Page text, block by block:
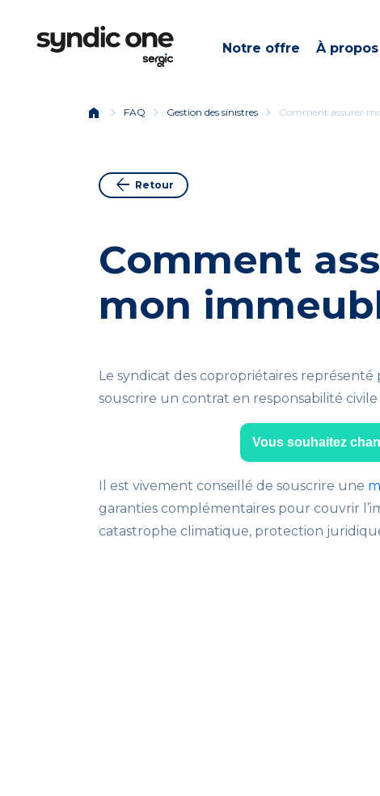
Notre offre À propos
home chevron_right FAQ chevron_right Gestion des sinistres chevron_right Comment assurer
arrow_back Retour
Comment
mon
Le syndicat des copropriétaires
souscrire un contrat en responsabilité
Vous souhaitez
Il est vivement conseillé de souscrire une
garanties complémentaires pour couvrir
catastrophe climatique, protection